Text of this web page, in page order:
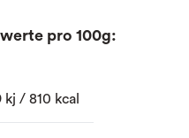
pro 100g:
kj / 810 kcal